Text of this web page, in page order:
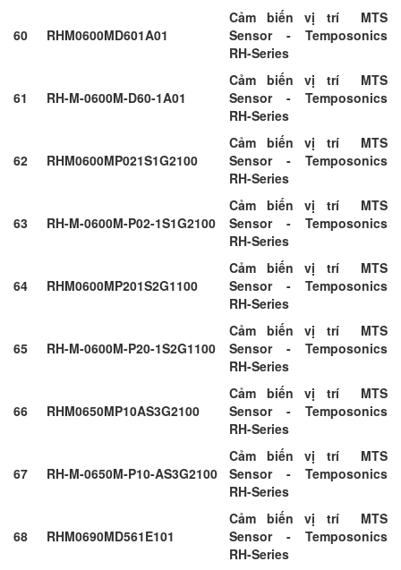
60 RHM0600MD601A01
Cảm biến vị trí MTS
Sensor - Temposonics
RH-Series
61 RH-M-0600M-D60-1A01
Cảm biến vị trí MTS
Sensor - Temposonics
RH-Series
62 RHM0600MP021S1G2100
Cảm biến vị trí MTS
Sensor - Temposonics
RH-Series
63 RH-M-0600M-P02-1S1G2100
Cảm biến vị trí MTS
Sensor - Temposonics
RH-Series
64 RHM0600MP201S2G1100
Cảm biến vị trí MTS
Sensor - Temposonics
RH-Series
65 RH-M-0600M-P20-1S2G1100
Cảm biến vị trí MTS
Sensor - Temposonics
RH-Series
66 RHM0650MP10AS3G2100
Cảm biến vị trí MTS
Sensor - Temposonics
RH-Series
67 RH-M-0650M-P10-AS3G2100
Cảm biến vị trí MTS
Sensor - Temposonics
RH-Series
68 RHM0690MD561E101
Cảm biến vị trí MTS
Sensor - Temposonics
RH-Series